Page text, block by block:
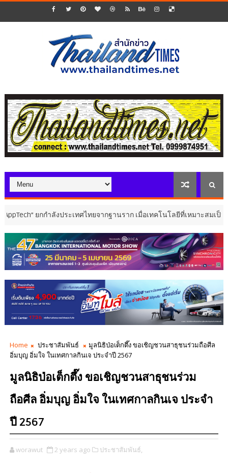
ยกกำลังประเทศไทยจากฐานราก เมื่อเทคโนโลยีที่เหมาะสมเป็นกลไกยกร
Home ประชาสัมพันธ์
มูลนิธิป่อเต็กตึ๊ง ขอเชิญชวนสาธุชนร่วมถือศีล
อิ่มบุญ อิ่มใจ ในเทศกาลกินเจ ประจำปี 2567
มูลนิธิป่อเต็กตึ๊ง ขอเชิญชวนสาธุชนร่วม
ถือศีล อิ่มบุญ อิ่มใจ ในเทศกาลกินเจ ประจำ
ปี 2567
worawut 2 years ago ประชาสัมพันธ์,